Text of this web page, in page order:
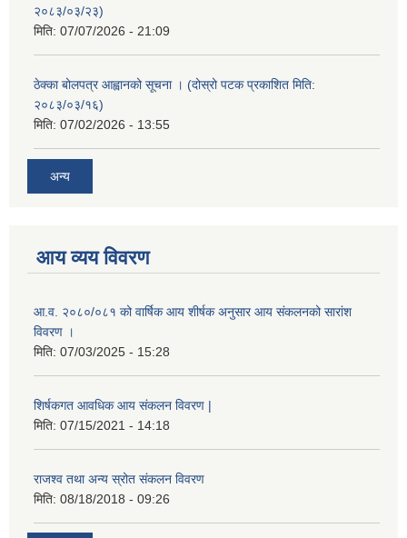
२०८३/०३/२३)
मिति: 07/07/2026 - 21:09
ठेक्का बोलपत्र आह्वानको सूचना । (दोस्रो पटक प्रकाशित मिति:
२०८३/०३/१६)
मिति: 07/02/2026 - 13:55
अन्य
आय व्यय विवरण
आ.व. २०८०/०८१ को वार्षिक आय शीर्षक अनुसार आय संकलनको सारांश
विवरण ।
मिति: 07/03/2025 - 15:28
शिर्षकगत आवधिक आय संकलन विवरण |
मिति: 07/15/2021 - 14:18
राजश्व तथा अन्य स्रोत संकलन विवरण
मिति: 08/18/2018 - 09:26